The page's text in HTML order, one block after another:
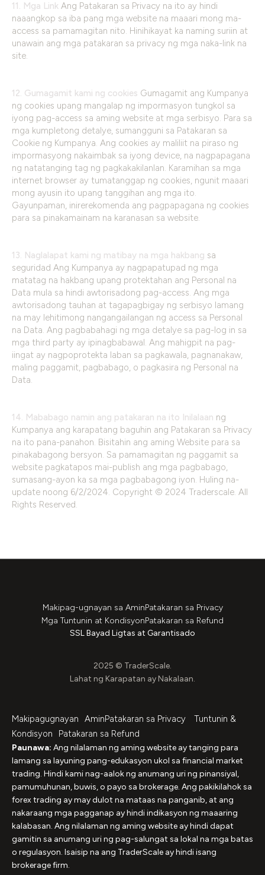
11. Mga Link Ang Patakaran sa Privacy na ito ay hindi
naaangkop sa iba pang mga website na maaari mong ma-
access sa pamamagitan nito. Hinihikayat ka naming suriin at
unawain ang mga patakaran sa privacy ng mga naka-link na
site.
12. Gumagamit kami ng cookies Gumagamit ang Kumpanya
ng cookies upang mangalap ng impormasyon tungkol sa
iyong pag-access sa aming website at mga serbisyo. Para sa
mga kumpletong detalye, sumangguni sa Patakaran sa
Cookie ng Kumpanya. Ang cookies ay maliliit na piraso ng
impormasyong nakaimbak sa iyong device, na nagpapagana
ng natatanging tag ng pagkakakilanlan. Karamihan sa mga
internet browser ay tumatanggap ng cookies, ngunit maaari
mong ayusin ito upang tanggihan ang mga ito.
Gayunpaman, inirerekomenda ang pagpapagana ng cookies
para sa pinakamainam na karanasan sa website.
13. Naglalapat kami ng matibay na mga hakbang sa
seguridad Ang Kumpanya ay nagpapatupad ng mga
matatag na hakbang upang protektahan ang Personal na
Data mula sa hindi awtorisadong pag-access. Ang mga
awtorisadong tauhan at tagapagbigay ng serbisyo lamang
na may lehitimong nangangailangan ng access sa Personal
na Data. Ang pagbabahagi ng mga detalye sa pag-log in sa
mga third party ay ipinagbabawal. Ang mahigpit na pag-
iingat ay nagpoprotekta laban sa pagkawala, pagnanakaw,
maling paggamit, pagbabago, o pagkasira ng Personal na
Data.
14. Mababago namin ang patakaran na ito Inilalaan ng
Kumpanya ang karapatang baguhin ang Patakaran sa Privacy
na ito pana-panahon. Bisitahin ang aming Website para sa
pinakabagong bersyon. Sa pamamagitan ng paggamit sa
website pagkatapos mai-publish ang mga pagbabago,
sumasang-ayon ka sa mga pagbabagong iyon. Huling na-
update noong 6/2/2024. Copyright © 2024 Traderscale. All
Rights Reserved.
2025 © TraderScale.
Lahat ng Karapatan ay Nakalaan.
Makipag-ugnayan sa AminPatakaran sa Privacy
Mga Tuntunin at KondisyonPatakaran sa Refund
SSL Bayad Ligtas at Garantisado
Makipagugnayan AminPatakaran sa Privacy
Tuntunin &
Kondisyon
Patakaran sa Refund
Paunawa: Ang nilalaman ng aming website ay tanging para
lamang sa layuning pang-edukasyon ukol sa financial market
trading. Hindi kami nag-aalok ng anumang uri ng pinansiyal,
pamumuhunan, buwis, o payo sa brokerage. Ang pakikilahok sa
forex trading ay may dulot na mataas na panganib, at ang
nakaraang mga pagganap ay hindi indikasyon ng maaaring
kalabasan. Ang nilalaman ng aming website ay hindi dapat
gamitin sa anumang uri ng pag-salungat sa lokal na mga batas
o regulasyon. Isaisip na ang TraderScale ay hindi isang
brokerage firm.